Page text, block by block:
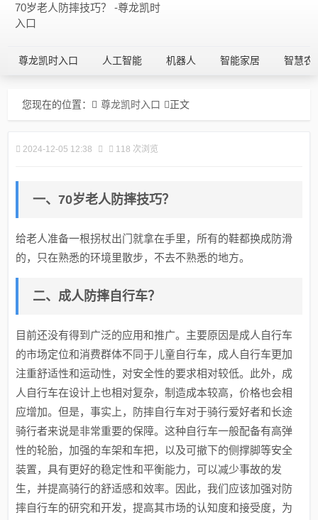
70岁老人防摔技巧？ -尊龙凯时
入口
尊龙凯时入口 人工智能 机器人 智能家居 智慧农
您现在的位置： 尊龙凯时入口 正文
2024-12-05 12:38 118 次浏览
一、70岁老人防摔技巧？
给老人准备一根拐杖出门就拿在手里，所有的鞋都换成防滑
的，只在熟悉的环境里散步，不去不熟悉的地方。
二、成人防摔自行车？
目前还没有得到广泛的应用和推广。主要原因是成人自行车
的市场定位和消费群体不同于儿童自行车，成人自行车更加
注重舒适性和运动性，对安全性的要求相对较低。此外，成
人自行车在设计上也相对复杂，制造成本较高，价格也会相
应增加。但是，事实上，防摔自行车对于骑行爱好者和长途
骑行者来说是非常重要的保障。这种自行车一般配备有高弹
性的轮胎，加强的车架和车把，以及可撤下的侧撑脚等安全
装置，具有更好的稳定性和平衡能力，可以减少事故的发
生，并提高骑行的舒适感和效率。因此，我们应该加强对防
摔自行车的研究和开发，提高其市场的认知度和接受度，为